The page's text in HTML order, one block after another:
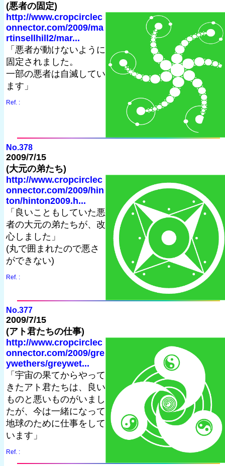
(悪者の固定)
http://www.cropcirclec
onnector.com/2009/ma
rtinsellhill2/mar...
「悪者が動けないように
固定されました。
一部の悪者は自滅してい
ます」
Ref. :
No.378
2009/7/15
(大元の弟たち)
http://www.cropcirclec
onnector.com/2009/hin
ton/hinton2009.h...
「良いこともしていた悪
者の大元の弟たちが、改
心しました」
(丸で囲まれたので悪さ
ができない)
Ref. :
No.377
2009/7/15
(アト君たちの仕事)
http://www.cropcirclec
onnector.com/2009/gre
ywethers/greywet...
「宇宙の果てからやって
きたアト君たちは、良い
ものと悪いものがいまし
たが、今は一緒になって
地球のために仕事をして
います」
Ref. :